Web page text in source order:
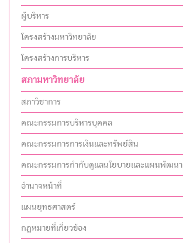
ผู้บริหาร
โครงสร้างมหาวิทยาลัย
โครงสร้างการบริหาร
สภามหาวิทยาลัย
สภาวิชาการ
คณะกรรมการบริหารบุคคล
คณะกรรมการการเงินและทรัพย์สิน
คณะกรรมการกำกับดูแลนโยบายและแผนพัฒนา
อำนาจหน้าที่
แผนยุทธศาสตร์
กฎหมายที่เกี่ยวข้อง